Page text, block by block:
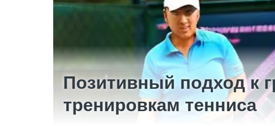
Позитивный подход к
тренировкам тенниса